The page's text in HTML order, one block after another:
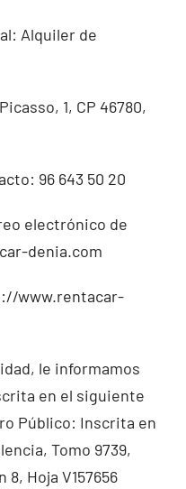
Alquiler de
1, CP 46780,
96 643 50 20
electrónico de
denia.com
www.rentacar-
le informamos
en el siguiente
Público: Inscrita en
Tomo 9739,
8, Hoja V157656